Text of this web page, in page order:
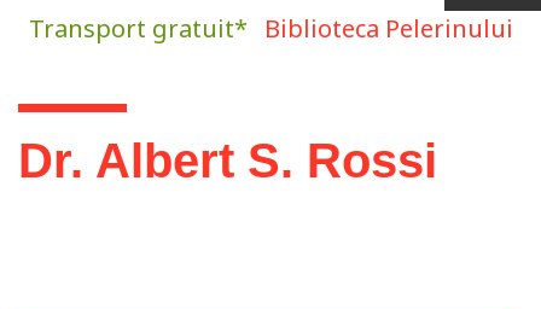
Transport gratuit* Biblioteca Pelerinului
Eşti aici
Dr. Albert S. Rossi